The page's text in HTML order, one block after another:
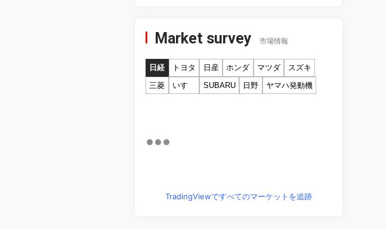
Market survey 市場情報
日経 トヨタ 日産 ホンダ マツダ
スズキ
三菱
いすゞ SUBARU 日野 ヤマハ発動機
TradingViewですべてのマーケットを追跡